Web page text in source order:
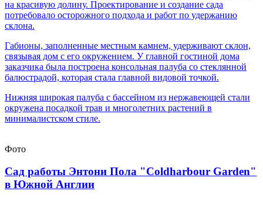
на красивую долину. Проектирование и создание сада
потребовало осторожного подхода и работ по удержанию
склона.
Габионы, заполненные местным камнем, удерживают склон,
связывая дом с его окружением. У главной гостиной дома
заказчика была построена консольная палуба со стеклянной
балюстрадой, которая стала главной видовой точкой.
Нижняя широкая палуба с бассейном из нержавеющей стали
окружена посадкой трав и многолетних растений в
минималистском стиле.
Фото
Сад работы Энтони Пола "Coldharbour Garden"
в Южной Англии